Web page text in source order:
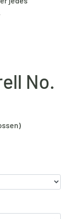
No.